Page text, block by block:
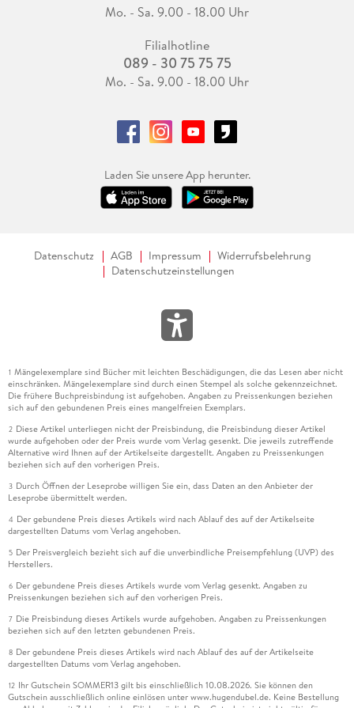
Mo. - Sa. 9.00 - 18.00 Uhr
Filialhotline
089 - 30 75 75 75
Mo. - Sa. 9.00 - 18.00 Uhr
Laden Sie unsere App herunter.
Datenschutz AGB Impressum
Widerrufsbelehrung
Datenschutzeinstellungen
1 Mängelexemplare sind Bücher mit leichten Beschädigungen, die das Lesen aber nicht
einschränken. Mängelexemplare sind durch einen Stempel als solche gekennzeichnet.
Die frühere Buchpreisbindung ist aufgehoben. Angaben zu Preissenkungen beziehen
sich auf den gebundenen Preis eines mangelfreien Exemplars.
2 Diese Artikel unterliegen nicht der Preisbindung, die Preisbindung dieser Artikel
wurde aufgehoben oder der Preis wurde vom Verlag gesenkt. Die jeweils zutreffende
Alternative wird Ihnen auf der Artikelseite dargestellt. Angaben zu Preissenkungen
beziehen sich auf den vorherigen Preis.
3 Durch Öffnen der Leseprobe willigen Sie ein, dass Daten an den Anbieter der
Leseprobe übermittelt werden.
4 Der gebundene Preis dieses Artikels wird nach Ablauf des auf der Artikelseite
dargestellten Datums vom Verlag angehoben.
5 Der Preisvergleich bezieht sich auf die unverbindliche Preisempfehlung (UVP) des
Herstellers.
6 Der gebundene Preis dieses Artikels wurde vom Verlag gesenkt. Angaben zu
Preissenkungen beziehen sich auf den vorherigen Preis.
7 Die Preisbindung dieses Artikels wurde aufgehoben. Angaben zu Preissenkungen
beziehen sich auf den letzten gebundenen Preis.
8 Der gebundene Preis dieses Artikels wird nach Ablauf des auf der Artikelseite
dargestellten Datums vom Verlag angehoben.
12 Ihr Gutschein SOMMER13 gilt bis einschließlich 10.08.2026. Sie können den
Gutschein ausschließlich online einlösen unter www.hugendubel.de. Keine Bestellung